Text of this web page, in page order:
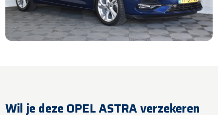
Wil je deze OPEL ASTRA verzekeren